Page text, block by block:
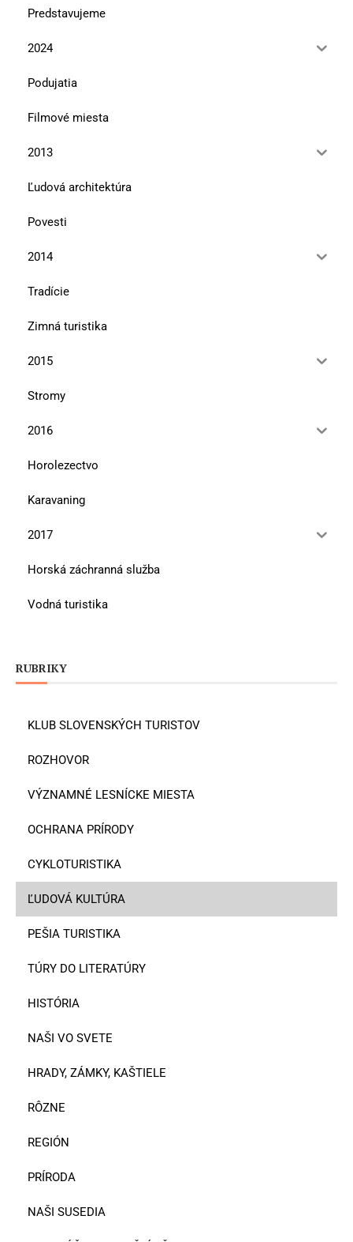
Predstavujeme
2024
Podujatia
Filmové miesta
2013
Ľudová architektúra
Povesti
2014
Tradície
Zimná turistika
2015
Stromy
2016
Horolezectvo
Karavaning
2017
Horská záchranná služba
Vodná turistika
RUBRIKY
KLUB SLOVENSKÝCH TURISTOV
ROZHOVOR
VÝZNAMNÉ LESNÍCKE MIESTA
OCHRANA PRÍRODY
CYKLOTURISTIKA
ĽUDOVÁ KULTÚRA
PEŠIA TURISTIKA
TÚRY DO LITERATÚRY
HISTÓRIA
NAŠI VO SVETE
HRADY, ZÁMKY, KAŠTIELE
RÔZNE
REGIÓN
PRÍRODA
NAŠI SUSEDIA